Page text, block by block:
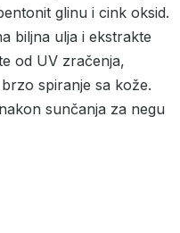
glinu i cink oksid.
biljna ulja i ekstrakte
od UV zračenja,
spiranje sa kože.
sunčanja za negu